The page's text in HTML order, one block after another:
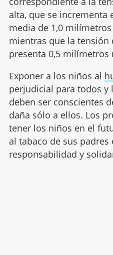
alta, que se incrementa
media de 1,0
mientras que la tensión
presenta 0,5 milímetros
Exponer a los niños al
perjudicial para todos y
deben ser conscientes
daña sólo a ellos. Los
tener los niños en el
al tabaco de sus
responsabilidad y